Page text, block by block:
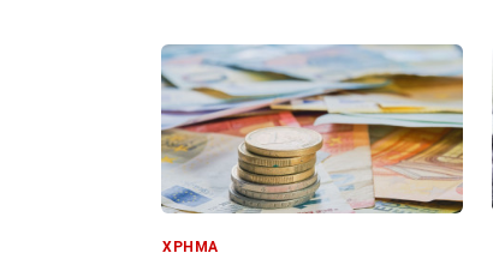
ΧΡΗΜΑ